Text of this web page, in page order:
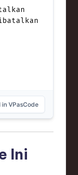
in VPasCode
Ini